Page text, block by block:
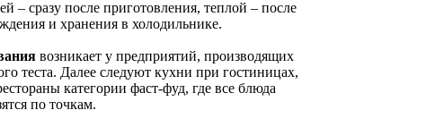
– сразу после приготовления, теплой – после
и хранения в холодильнике.
возникает у предприятий, производящих
теста. Далее следуют кухни при гостиницах,
категории фаст-фуд, где все блюда
по точкам.